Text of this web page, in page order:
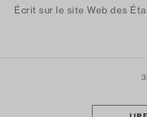
Écrit sur le site Web des